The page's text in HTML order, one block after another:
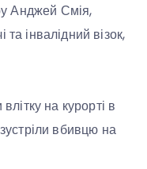
Анджей Смія,
інвалідний візок,
на курорті в
вбивцю на